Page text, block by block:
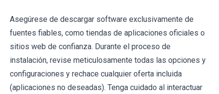
Asegúrese de descargar software exclusivamente de
fuentes fiables, como tiendas de aplicaciones oficiales o
sitios web de confianza. Durante el proceso de
instalación, revise meticulosamente todas las opciones y
configuraciones y rechace cualquier oferta incluida
(aplicaciones no deseadas). Tenga cuidado al interactuar